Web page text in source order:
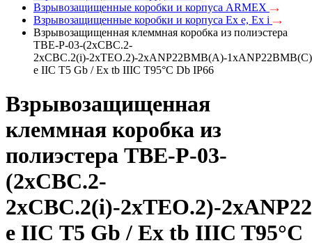
Взрывозащищенные коробки и корпуса ARMEX
Взрывозащищенные коробки и корпуса Ex e, Ex i
Взрывозащищенная клеммная коробка из полиэстера
TBE-P-03-(2xCBC.2-
2xCBC.2(i)-2xTEO.2)-2xANP22BMB(A)-
e IIC Т5 Gb / Ex tb IIIC T95°C Db IP66
Взрывозащищенная
клеммная коробка из
полиэстера TBE-P-03-
(2xCBC.2-
2xCBC.2(i)-2xTEO.2)-
e IIC Т5 Gb / Ex tb IIIC T95°C